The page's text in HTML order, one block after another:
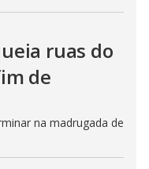
ruas do
de
na madrugada de